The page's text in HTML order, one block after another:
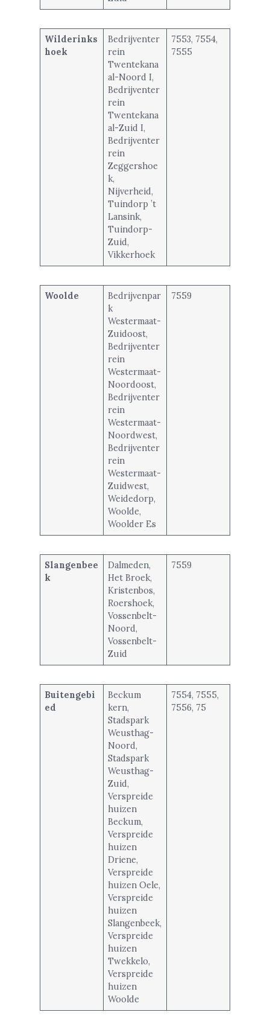
Wilderinks
hoek
Bedrijventer
rein
Twentekana
al-Noord I,
Bedrijventer
rein
Twentekana
al-Zuid I,
Bedrijventer
rein
Zeggershoe
k,
Nijverheid,
Tuindorp ’t
Lansink,
Tuindorp-
Zuid,
Vikkerhoek
7553, 7554,
7555
Woolde
Bedrijvenpar
k
Westermaat-
Zuidoost,
Bedrijventer
rein
Westermaat-
Noordoost,
Bedrijventer
rein
Westermaat-
Noordwest,
Bedrijventer
rein
Westermaat-
Zuidwest,
Weidedorp,
Woolde,
Woolder Es
7559
Slangenbee
k
Dalmeden,
Het Broek,
Kristenbos,
Roershoek,
Vossenbelt-
Noord,
Vossenbelt-
Zuid
7559
Buitengebi
ed
Beckum
kern,
Stadspark
Weusthag-
Noord,
Stadspark
Weusthag-
Zuid,
Verspreide
huizen
Beckum,
Verspreide
huizen
Driene,
Verspreide
huizen Oele,
Verspreide
huizen
Slangenbeek,
Verspreide
huizen
Twekkelo,
Verspreide
huizen
Woolde
7554, 7555,
7556, 75